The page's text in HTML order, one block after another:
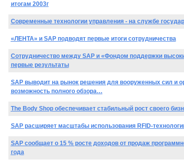
итогам 2003г
Современные технологии управления - на службе
«ЛЕНТА» и SAP подводят первые итоги сотрудничества
Сотрудничество между SAP и «Фондом поддержки
первые результаты
SAP выводит на рынок решения для вооруженных сил и
возможность полного обзора…
The Body Shop обеспечивает стабильный рост своего
SAP расширяет масштабы использования RFID-
SAP сообщает о 15 % росте доходов от продаж
года